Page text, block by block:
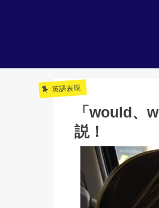
英語表現
「would、
説！